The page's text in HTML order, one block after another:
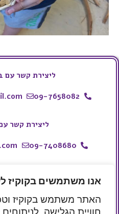
אנו משתמשים בקוקיז
האתר משתמש בקוקיז
ליצירת קשר עם
09-7658082
ליצירת קשר
09-7408680